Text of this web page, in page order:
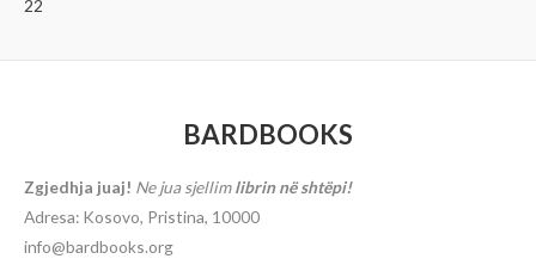
BARDBOOKS
Zgjedhja juaj! Ne jua sjellimlibrin në shtëpi!
Adresa: Kosovo, Pristina, 10000
info@bardbooks.org